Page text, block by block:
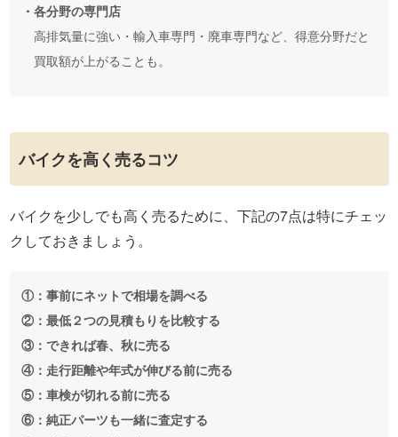
・各分野の専門店
高排気量に強い・輸入車専門・廃車専門など、得意分野だと
買取額が上がることも。
バイクを高く売るコツ
バイクを少しでも高く売るために、下記の7点は特にチェッ
クしておきましょう。
①：事前にネットで相場を調べる
②：最低２つの見積もりを比較する
③：できれば春、秋に売る
④：走行距離や年式が伸びる前に売る
⑤：車検が切れる前に売る
⑥：純正パーツも一緒に査定する